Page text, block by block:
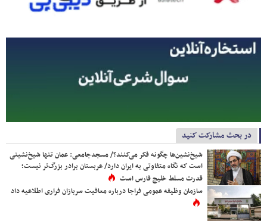
در بحث مشارکت کنید
شیخ‌نشین‌ها چگونه فکر می‌کنند؟/ مسجدجامعی: عمان تنها شیخ‌نشینی
است که نگاه متفاوتی به ایران دارد/ عربستان برادر بزرگ‌تر نیست؛
قدرت مسلط خلیج فارس است
سازمان وظیفه عمومی فراجا درباره معافیت سربازان فراری اطلاعیه داد